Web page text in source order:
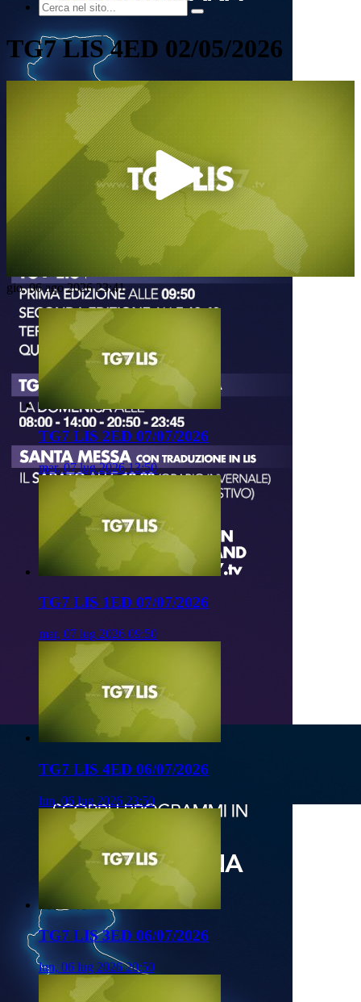
TG7 LIS 4ED 02/05/2026
Play
Video
gio, 06 ago 2026 23:41
TG7 LIS 2ED 07/07/2026
mar, 07 lug 2026 13:50
TG7 LIS 1ED 07/07/2026
mar, 07 lug 2026 09:50
TG7 LIS 4ED 06/07/2026
lun, 06 lug 2026 23:50
TG7 LIS 3ED 06/07/2026
lun, 06 lug 2026 20:50